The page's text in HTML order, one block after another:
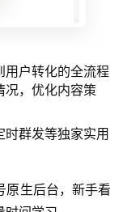
的版式资源可以